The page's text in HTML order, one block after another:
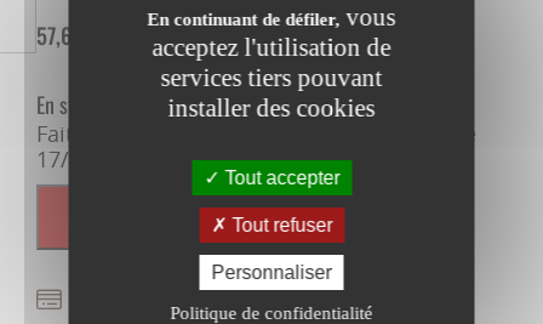
57,68 69,22€TTC
En stock
Faites vous livrer sous 8 à 10 jours, entre le
17/08/2026 et le 19/08/2026
PAIEMENT SÉCURISÉ
En continuant de défiler, vous
acceptez l'utilisation de
services tiers pouvant
installer des cookies
Tout accepter
Tout refuser
Personnaliser
Politique de confidentialité